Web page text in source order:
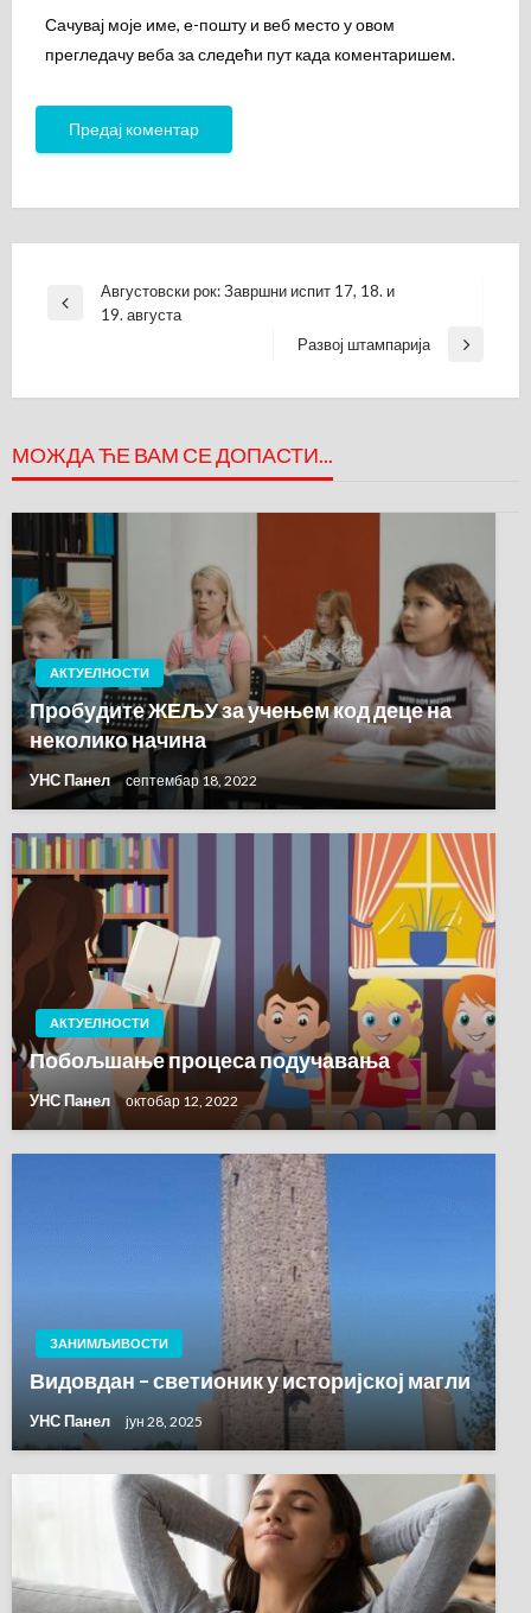
Сачувај моје име, е-пошту и веб место у овом
прегледачу веба за следећи пут када коментаришем.
Кретање
чланка
Previous
Августовски рок: Завршни испит 17, 18. и
19. августа
Next
Развој штампарија
МОЖДА ЋЕ ВАМ СЕ ДОПАСТИ...
АКТУЕЛНОСТИ
Пробудите ЖЕЉУ за учењем код деце на
неколико начина
УНС Панел септембар 18, 2022
АКТУЕЛНОСТИ
Побољшање процеса подучавања
УНС Панел октобар 12, 2022
ЗАНИМЉИВОСТИ
Видовдан – светионик у историјској магли
УНС Панел јун 28, 2025